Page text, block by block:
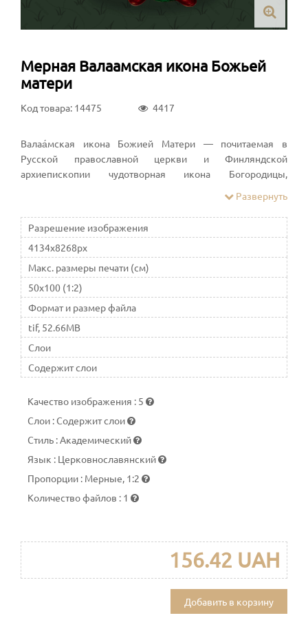
Мерная Валаамская икона Божьей
матери
Код товара: 14475 4417
Валаа́мская икона Божией Матери — почитаемая в
Русской православной церкви и Финляндской
архиепископии чудотворная икона Богородицы,
Развернуть
Разрешение изображения
4134x8268px
Макс. размеры печати (см)
50x100 (1:2)
Формат и размер файла
tif, 52.66MB
Слои
Содержит слои
Качество изображения : 5
Слои :Содержит слои
Стиль : Академический
Язык : Церковнославянский
Пропорции : Мерные, 1:2
Количество файлов : 1
156.42 UAH
Добавить в корзину